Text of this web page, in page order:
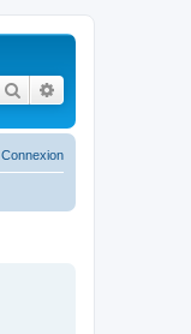
Rechercher
Connexion